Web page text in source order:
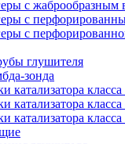
с жаброобразным
с
с
глушителя
зонда
катализатора
катализатора
катализатора